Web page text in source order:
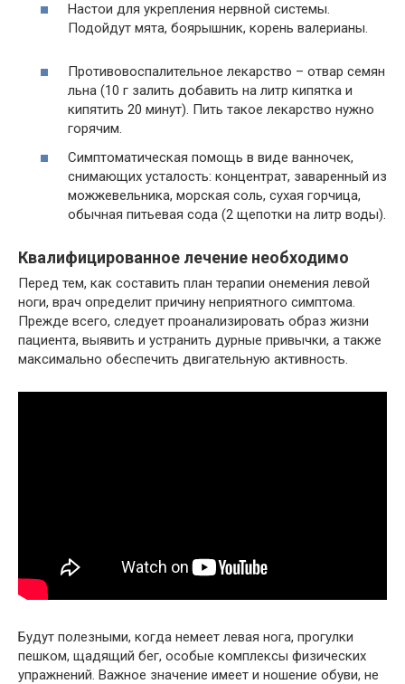
Настои для укрепления нервной системы.
Подойдут мята, боярышник, корень валерианы.
Противовоспалительное лекарство – отвар семян
льна (10 г залить добавить на литр кипятка и
кипятить 20 минут). Пить такое лекарство нужно
горячим.
Симптоматическая помощь в виде ванночек,
снимающих усталость: концентрат, заваренный из
можжевельника, морская соль, сухая горчица,
обычная питьевая сода (2 щепотки на литр воды).
Квалифицированное лечение необходимо
Перед тем, как составить план терапии онемения левой
ноги, врач определит причину неприятного симптома.
Прежде всего, следует проанализировать образ жизни
пациента, выявить и устранить дурные привычки, а также
максимально обеспечить двигательную активность.
Будут полезными, когда немеет левая нога, прогулки
пешком, щадящий бег, особые комплексы физических
упражнений. Важное значение имеет и ношение обуви, не